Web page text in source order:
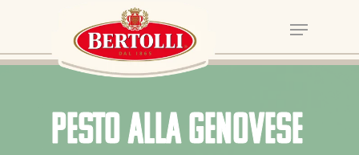
Pesto alla Genovese